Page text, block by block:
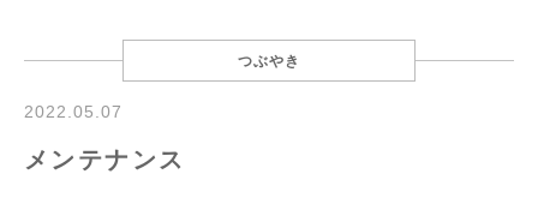
つぶやき
2022.05.07
メンテナンス